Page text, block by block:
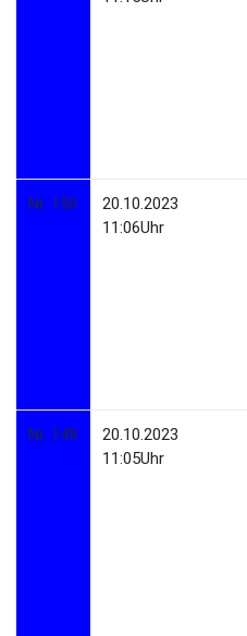
Nr. 150
20.10.2023
11:06Uhr
Nr. 149
20.10.2023
11:05Uhr